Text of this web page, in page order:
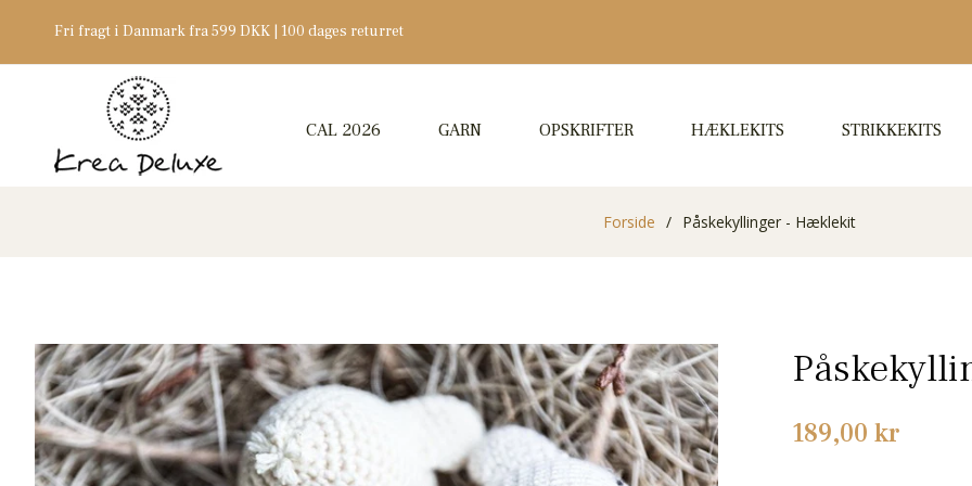
Fri fragt i Danmark fra 599 DKK | 100 dages returret
CAL 2026 GARN OPSKRIFTER HÆKLEKITS STRIKKEKITS
Forside / Påskekyllinger - Hæklekit
Normalpris
189,00 kr